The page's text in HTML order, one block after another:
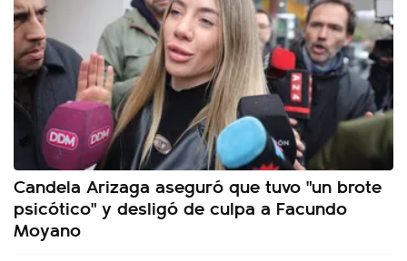
Candela Arizaga aseguró que tuvo "un brote
psicótico" y desligó de culpa a Facundo
Moyano